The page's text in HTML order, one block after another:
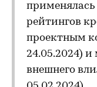
применялась
рейтингов
проектным
24.05.2024) и
внешнего